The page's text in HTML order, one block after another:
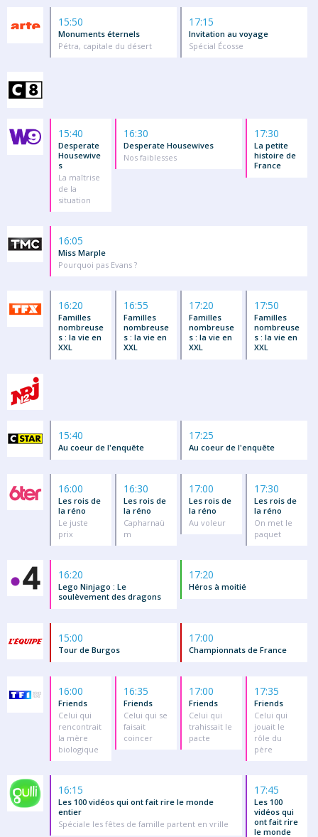
15:50
Monuments éternels
Pétra, capitale du désert
17:15
Invitation au voyage
Spécial Écosse
15:40
Desperate
Housewive
s
La maîtrise
de la
situation
16:30
Desperate Housewives
Nos faiblesses
17:30
La petite
histoire de
France
16:05
Miss Marple
Pourquoi pas Evans ?
16:20
Familles
nombreuse
s : la vie en
XXL
16:55
Familles
nombreuse
s : la vie en
XXL
17:20
Familles
nombreuse
s : la vie en
XXL
17:50
Familles
nombreuse
s : la vie en
XXL
15:40
Au coeur de l'enquête
17:25
Au coeur de l'enquête
16:00
Les rois de
la réno
Le juste
prix
16:30
Les rois de
la réno
Capharnaü
m
17:00
Les rois de
la réno
Au voleur
17:30
Les rois de
la réno
On met le
paquet
16:20
Lego Ninjago : Le
soulèvement des dragons
17:20
Héros à moitié
15:00
Tour de Burgos
17:00
Championnats de France
16:00
Friends
Celui qui
rencontrait
la mère
biologique
16:35
Friends
Celui qui se
faisait
coincer
17:00
Friends
Celui qui
trahissait le
pacte
17:35
Friends
Celui qui
jouait le
rôle du
père
16:15
Les 100 vidéos qui ont fait rire le monde
entier
Spéciale les fêtes de famille partent en vrille
17:45
Les 100
vidéos qui
ont fait rire
le monde